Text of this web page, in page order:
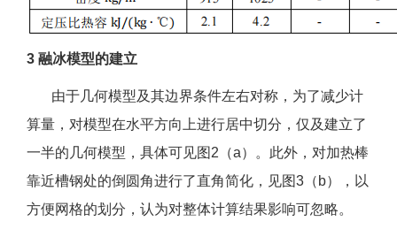
3 融冰模型的建立
由于几何模型及其边界条件左右对称，为了减少计
算量，对模型在水平方向上进行居中切分，仅及建立了
一半的几何模型，具体可见图2（a）。此外，对加热棒
靠近槽钢处的倒圆角进行了直角简化，见图3（b），以
方便网格的划分，认为对整体计算结果影响可忽略。